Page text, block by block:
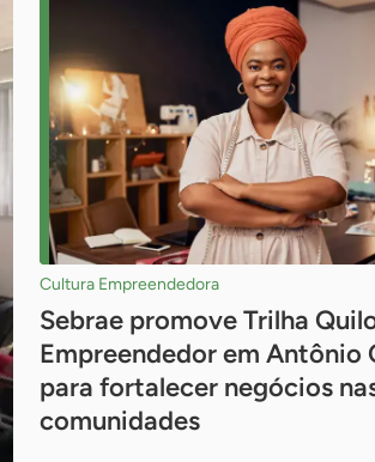
Cultura Empreendedora
Sebrae promove Trilha
Empreendedor em Antônio
para fortalecer negócios
comunidades